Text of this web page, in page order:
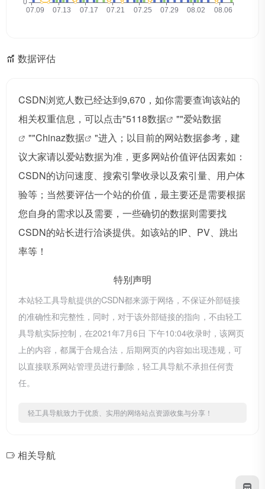
数据评估
CSDN浏览人数已经达到9,670，如你需要查询该站的
相关权重信息，可以点击"5118数据 ""爱站数据
""Chinaz数据
"进入；以目前的网站数据参考，建
议大家请以爱站数据为准，更多网站价值评估因素如：
CSDN的访问速度、搜索引擎收录以及索引量、用户体
验等；当然要评估一个站的价值，最主要还是需要根据
您自身的需求以及需要，一些确切的数据则需要找
CSDN的站长进行洽谈提供。如该站的IP、PV、跳出
率等！
特别声明
本站轻工具导航提供的CSDN都来源于网络，不保证外部链接
的准确性和完整性，同时，对于该外部链接的指向，不由轻工
具导航实际控制，在2021年7月6日 下午10:04收录时，该网页
上的内容，都属于合规合法，后期网页的内容如出现违规，可
以直接联系网站管理员进行删除，轻工具导航不承担任何责
任。
轻工具导航致力于优质、实用的网络站点资源收集与分享！
相关导航